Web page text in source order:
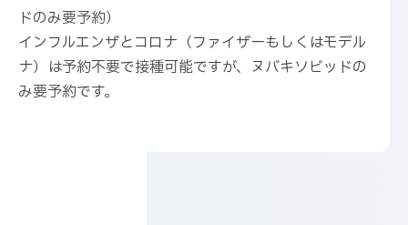
ドのみ要予約）
インフルエンザとコロナ（ファイザーもしくはモデル
ナ）は予約不要で接種可能ですが、ヌバキソビッドの
み要予約です。